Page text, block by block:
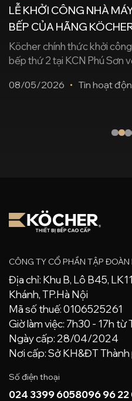
LỄ KHỞI CÔNG NHÀ
BẾP CỦA HÃNG
Köcher chính thức khởi
bếp thứ 2 tại KCN Phú Sơn
hướng tới đáp ứng tiêu
08/05/2026 Tin hoạt
CÔNG TY CỔ PHẦN TẬP ĐOÀN
Địa chỉ: Khu B, Lô B45,
Khánh, TP.Hà Nội
Mã số thuế: 0106525261
Giờ làm việc: 7h30 - 17h
Ngày cấp: 28/04/2024
Nơi cấp: Sở KH&ĐT
Số điện thoại
024 3399 6058096 96 22